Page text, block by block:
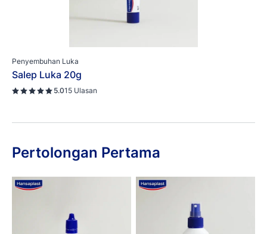
Penyembuhan Luka
Salep Luka 20g
5.015 Ulasan
Pertolongan Pertama